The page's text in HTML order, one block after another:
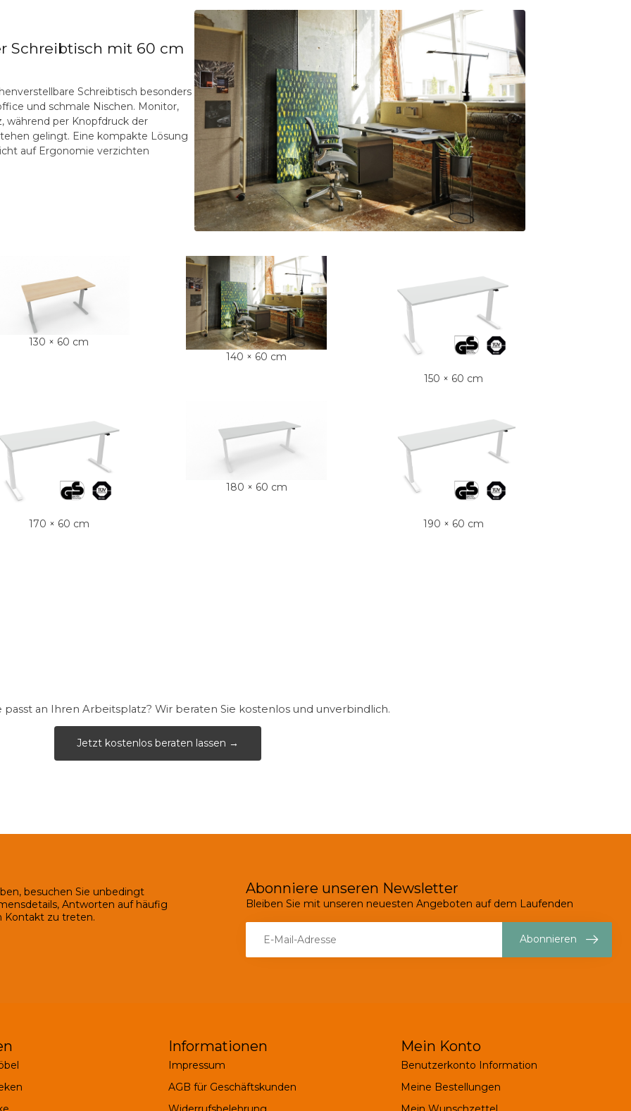
Schreibtisch mit 60 cm
Schreibtisch besonders
und schmale Nischen. Monitor,
während per Knopfdruck der
gelingt. Eine kompakte Lösung
auf Ergonomie verzichten
130 × 60 cm
140 × 60 cm
150 × 60 cm
170 × 60 cm
180 × 60 cm
190 × 60 cm
passt an Ihren Arbeitsplatz? Wir beraten Sie kostenlos und unverbindlich.
Jetzt kostenlos beraten lassen →
besuchen Sie unbedingt
Antworten auf häufig
Kontakt zu treten.
Abonniere unseren Newsletter
Bleiben Sie mit unseren neuesten Angeboten auf dem Laufenden
Abonnieren
Informationen
Impressum
AGB für Geschäftskunden
Mein Konto
Benutzerkonto Information
Meine Bestellungen